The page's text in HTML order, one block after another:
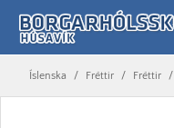
Íslenska / Fréttir / Fréttir /